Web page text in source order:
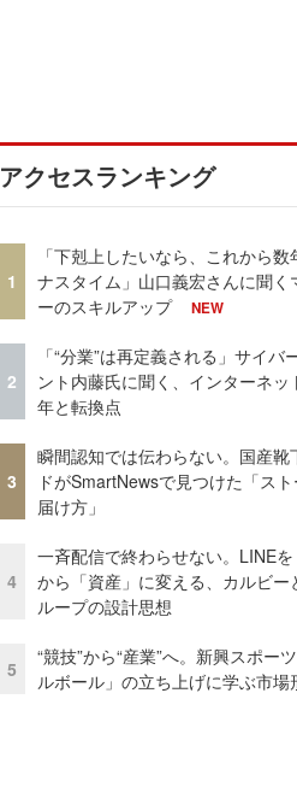
アクセスランキング
1
「下剋上したいなら、これから数
ナスタイム」山口義宏さんに聞く
ーのスキルアップ
NEW
2
「“分業”は再定義される」サイバ
ント内藤氏に聞く、インターネッ
年と転換点
3
瞬間認知では伝わらない。国産靴
ドがSmartNewsで見つけた「ス
届け方」
4
一斉配信で終わらせない。LINEを
から「資産」に変える、カルビー
ループの設計思想
5
“競技”から“産業”へ。新興スポー
ルボール」の立ち上げに学ぶ市場